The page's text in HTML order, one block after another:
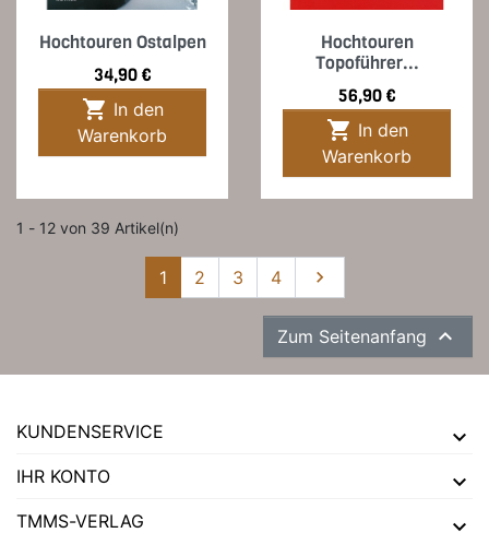
Hochtouren Ostalpen
Preis
34,90 €

Warenkorb
Hochtouren
Topoführer...
Preis
56,90 €

Warenkorb
1 - 12 von 39 Artikel(n)
1 2 3 4 Weiter

Zum Seitenanfang 
KUNDENSERVICE
IHR KONTO
TMMS-VERLAG